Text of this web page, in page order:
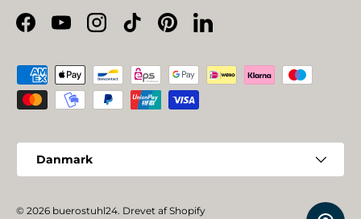
Facebook
YouTubeInstagram
TikTokPinterestLinkedIn
Betalingsmetoder
Danmark
© 2026 buerostuhl24. Drevet af Shopify